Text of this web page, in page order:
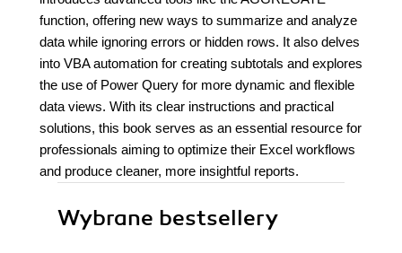
function, offering new ways to summarize and analyze
data while ignoring errors or hidden rows. It also delves
into VBA automation for creating subtotals and explores
the use of Power Query for more dynamic and flexible
data views. With its clear instructions and practical
solutions, this book serves as an essential resource for
professionals aiming to optimize their Excel workflows
and produce cleaner, more insightful reports.
Wybrane bestsellery